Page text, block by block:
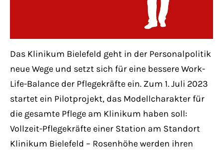
San Francisco, CA 94102
Have any questions?
+44 1234 567 890
Drop us a line
info@yourdomain.com
Das Klinikum Bielefeld geht in der Personalpolitik
neue Wege und setzt sich für eine bessere Work-
Life-Balance der Pflegekräfte ein. Zum 1. Juli 2023
startet ein Pilotprojekt, das Modellcharakter für
die gesamte Pflege am Klinikum haben soll:
Vollzeit-Pflegekräfte einer Station am Standort
Klinikum Bielefeld – Rosenhöhe werden ihren